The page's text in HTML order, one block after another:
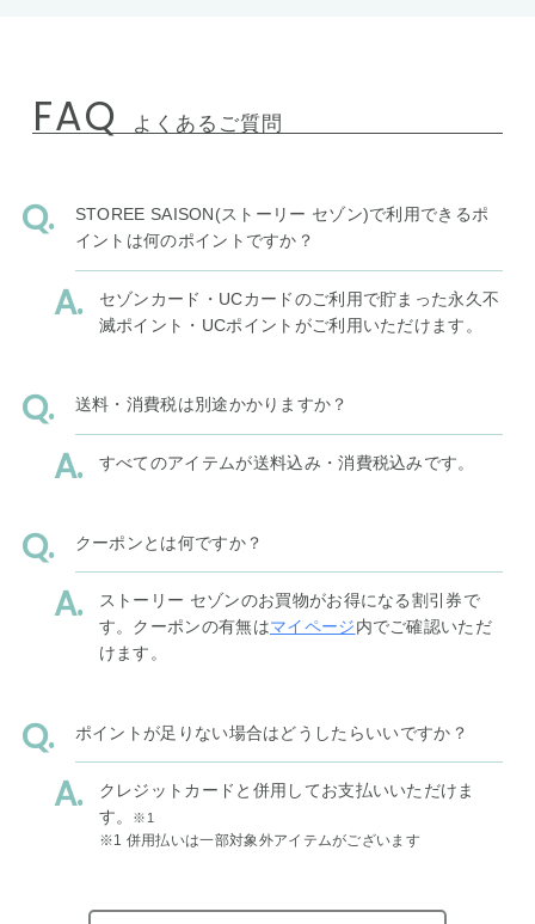
FAQ よくあるご質問
STOREE SAISON(ストーリー セゾン)で利用できるポ
イントは何のポイントですか？
セゾンカード・UCカードのご利用で貯まった永久不
滅ポイント・UCポイントがご利用いただけます。
送料・消費税は別途かかりますか？
すべてのアイテムが送料込み・消費税込みです。
クーポンとは何ですか？
ストーリー セゾンのお買物がお得になる割引券で
す。クーポンの有無はマイページ内でご確認いただ
けます。
ポイントが足りない場合はどうしたらいいですか？
クレジットカードと併用してお支払いいただけま
す。
※1
※1 併用払いは一部対象外アイテムがございます